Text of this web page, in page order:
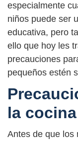
especialmente
niños puede ser
educativa, pero
ello que hoy les
precauciones
pequeños estén
la cocina
Antes de que los